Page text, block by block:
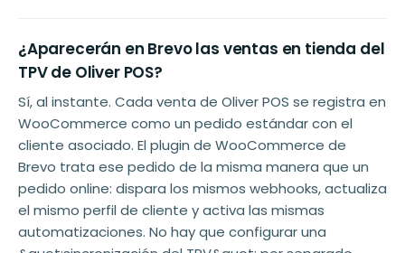
¿Aparecerán en Brevo las ventas en tienda del
TPV de Oliver POS?
Sí, al instante. Cada venta de Oliver POS se registra en
WooCommerce como un pedido estándar con el
cliente asociado. El plugin de WooCommerce de
Brevo trata ese pedido de la misma manera que un
pedido online: dispara los mismos webhooks, actualiza
el mismo perfil de cliente y activa las mismas
automatizaciones. No hay que configurar una